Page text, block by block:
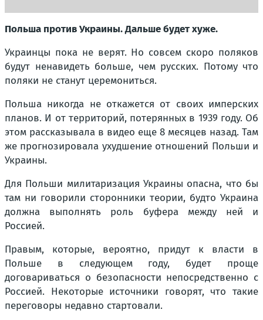
Польша против Украины. Дальше будет хуже.
Украинцы пока не верят. Но совсем скоро поляков
будут ненавидеть больше, чем русских. Потому что
поляки не станут церемониться.
Польша никогда не откажется от своих имперских
планов. И от территорий, потерянных в 1939 году. Об
этом рассказывала в видео еще 8 месяцев назад. Там
же прогнозировала ухудшение отношений Польши и
Украины.
Для Польши милитаризация Украины опасна, что бы
там ни говорили сторонники теории, будто Украина
должна выполнять роль буфера между ней и
Россией.
Правым, которые, вероятно, придут к власти в
Польше в следующем году, будет проще
договариваться о безопасности непосредственно с
Россией. Некоторые источники говорят, что такие
переговоры недавно стартовали.